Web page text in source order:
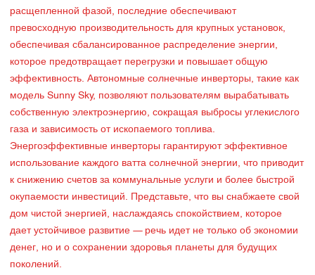
расщепленной фазой, последние обеспечивают
превосходную производительность для крупных установок,
обеспечивая сбалансированное распределение энергии,
которое предотвращает перегрузки и повышает общую
эффективность. Автономные солнечные инверторы, такие как
модель Sunny Sky, позволяют пользователям вырабатывать
собственную электроэнергию, сокращая выбросы углекислого
газа и зависимость от ископаемого топлива.
Энергоэффективные инверторы гарантируют эффективное
использование каждого ватта солнечной энергии, что приводит
к снижению счетов за коммунальные услуги и более быстрой
окупаемости инвестиций. Представьте, что вы снабжаете свой
дом чистой энергией, наслаждаясь спокойствием, которое
дает устойчивое развитие — речь идет не только об экономии
денег, но и о сохранении здоровья планеты для будущих
поколений.